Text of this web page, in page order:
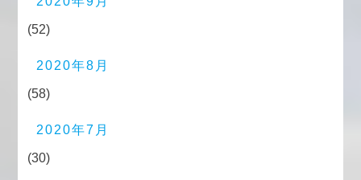
(52)
2020年8月
(58)
2020年7月
(30)